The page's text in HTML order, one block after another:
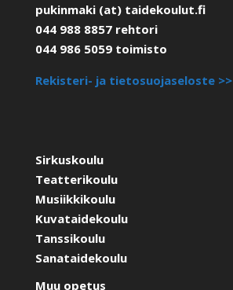
pukinmaki (at) taidekoulut.fi
044 988 8857 rehtori
044 986 5059 toimisto
Rekisteri- ja tietosuojaseloste >>
Sirkuskoulu
Teatterikoulu
Musiikkikoulu
Kuvataidekoulu
Tanssikoulu
Sanataidekoulu
Muu opetus